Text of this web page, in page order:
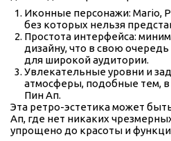
Иконные персонажи: Mario,
без которых нельзя
Простота интерфейса:
дизайну, что в свою
для широкой аудитории.
Увлекательные уровни и
атмосферы, подобные тем,
Пин Ап.
Эта ретро-эстетика может
Ап, где нет никаких
упрощено до красоты и